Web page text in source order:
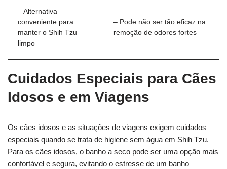
– Alternativa
conveniente para
manter o Shih Tzu
limpo
– Pode não ser tão eficaz na
remoção de odores fortes
Cuidados Especiais para Cães
Idosos e em Viagens
Os cães idosos e as situações de viagens exigem cuidados
especiais quando se trata de higiene sem água em Shih Tzu.
Para os cães idosos, o banho a seco pode ser uma opção mais
confortável e segura, evitando o estresse de um banho